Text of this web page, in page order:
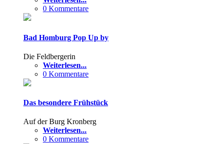
0 Kommentare
Bad Homburg Pop Up by
Die Feldbergerin
Weiterlesen...
0 Kommentare
Das besondere Frühstück
Auf der Burg Kronberg
Weiterlesen...
0 Kommentare